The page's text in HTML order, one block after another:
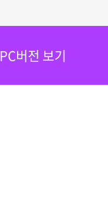
PC버전 보기